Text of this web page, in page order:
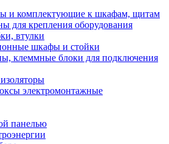
и комплектующие к шкафам, щитам
для крепления оборудования
втулки
шкафы и стойки
клеммные блоки для подключения
электромонтажные
панелью